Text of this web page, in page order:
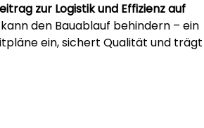
zur Logistik und Effizienz auf
den Bauablauf behindern – ein
ein, sichert Qualität und trägt